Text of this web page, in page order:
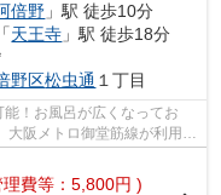
倍野 」駅 徒歩10分
「天王寺 」駅 徒歩18分
野区松虫通 １丁目
！お風呂が広くなってお
理費等：5,800円 )